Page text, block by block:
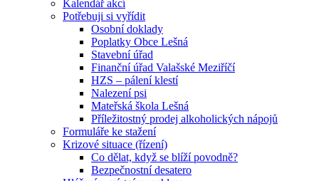
Kalendář akcí
Potřebuji si vyřídit
Osobní doklady
Poplatky Obce Lešná
Stavební úřad
Finanční úřad Valašské Meziříčí
HZS – pálení klestí
Nalezení psi
Mateřská škola Lešná
Příležitostný prodej alkoholických nápojů
Formuláře ke stažení
Krizové situace (řízení)
Co dělat, když se blíží povodně?
Bezpečnostní desatero